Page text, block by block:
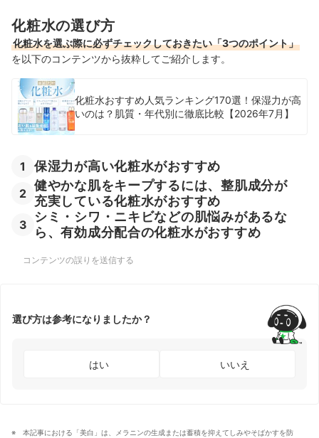
化粧水の選び方
化粧水を選ぶ際に必ずチェックしておきたい「3つのポイント」
を以下のコンテンツから抜粋してご紹介します。
化粧水おすすめ人気ランキング170選！保湿力が高
いのは？肌質・年代別に徹底比較【2026年7月】
1 保湿力が高い化粧水がおすすめ
2
健やかな肌をキープするには、整肌成分が
充実している化粧水がおすすめ
3
シミ・シワ・ニキビなどの肌悩みがあるな
ら、有効成分配合の化粧水がおすすめ
コンテンツの誤りを送信する
選び方は参考になりましたか？
はい いいえ
本記事における「美白」は、メラニンの生成または蓄積を抑えてしみやそばかすを防